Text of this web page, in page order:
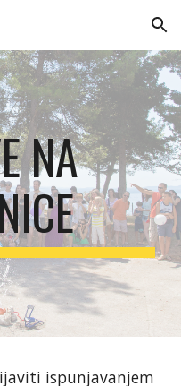
Skip to navigation
NA
ispunjavanjem